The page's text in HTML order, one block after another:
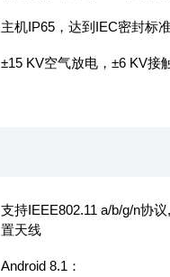
主机IP65，达到IEC密封标
±15 KV空气放电，±6 KV接
支持IEEE802.11 a/b/g/n协
置天线
Android 8.1：